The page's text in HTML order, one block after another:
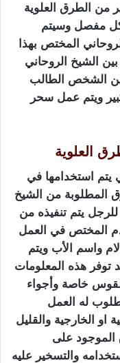
من الطرق العلوية
مفصل وسيتم
المختص بهذا
بين الشيخ الروحاني
الشخص الطالب
ويتم عمل سحر
العلوية
يتم استخدامها في
المطلوبة من الشيخ
للرجل يتم تنفيذه من
المختص في العمل
واسم الأب ويتم
توفر هذه المعلومات
طقوس خاصة وأجواء
له العمل
او الخارجية والقليل
على
والتسخير عليه